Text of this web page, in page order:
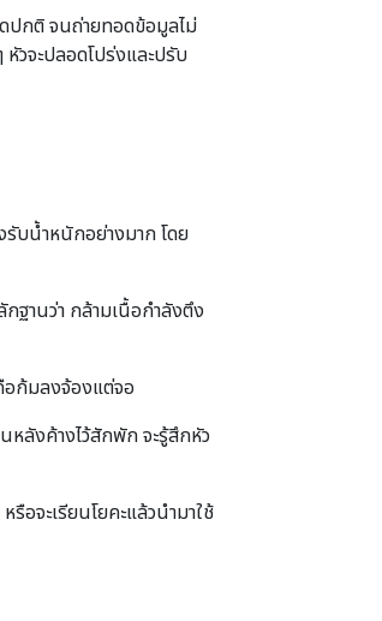
ปกติ จนถ่ายทอดข้อมูลไม่
หัวจะปลอดโปร่งและปรับ
รับน้ำหนักอย่างมาก โดย
ฐานว่า กล้ามเนื้อกำลังตึง
ก้มลงจ้องแต่จอ
ลังค้างไว้สักพัก จะรู้สึกหัว
อจะเรียนโยคะแล้วนำมาใช้